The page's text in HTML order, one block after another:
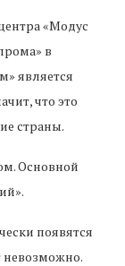
«Модус
в
является
что это
страны.
Основной
появятся
невозможно.